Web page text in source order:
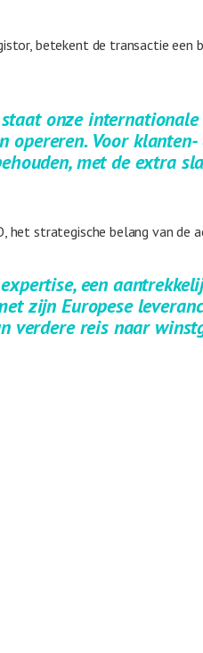
betekent de transactie een
onze
Voor klanten-
met de extra
het strategische belang van de
een
zijn Europese
reis naar